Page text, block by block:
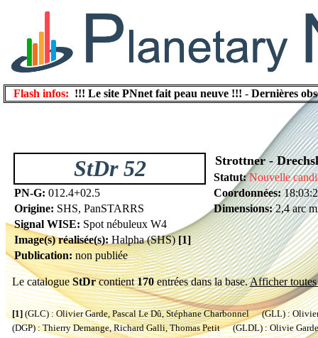
Flash infos: !!! Le site PNnet fait peau neuve !!! - Dernières
StDr 52 Strottner -
Statut: Nouvelle
PN-G: 012.4+02.5 Coordonnées:
Origine: SHS, PanSTARRS Dimensions:2,4 arc
Signal WISE: Spot nébuleux W4
Image(s) réalisée(s): Halpha (SHS)[1]
Publication:non publiée
Le catalogueStDrcontient170entrées dans la base.Afficher toutes
[1](GLC) : Olivier Garde, Pascal Le Dû, Stéphane Charbonnel (GLL) :
(DGP) : Thierry Demange, Richard Galli, Thomas Petit (GLDL) : Olivie